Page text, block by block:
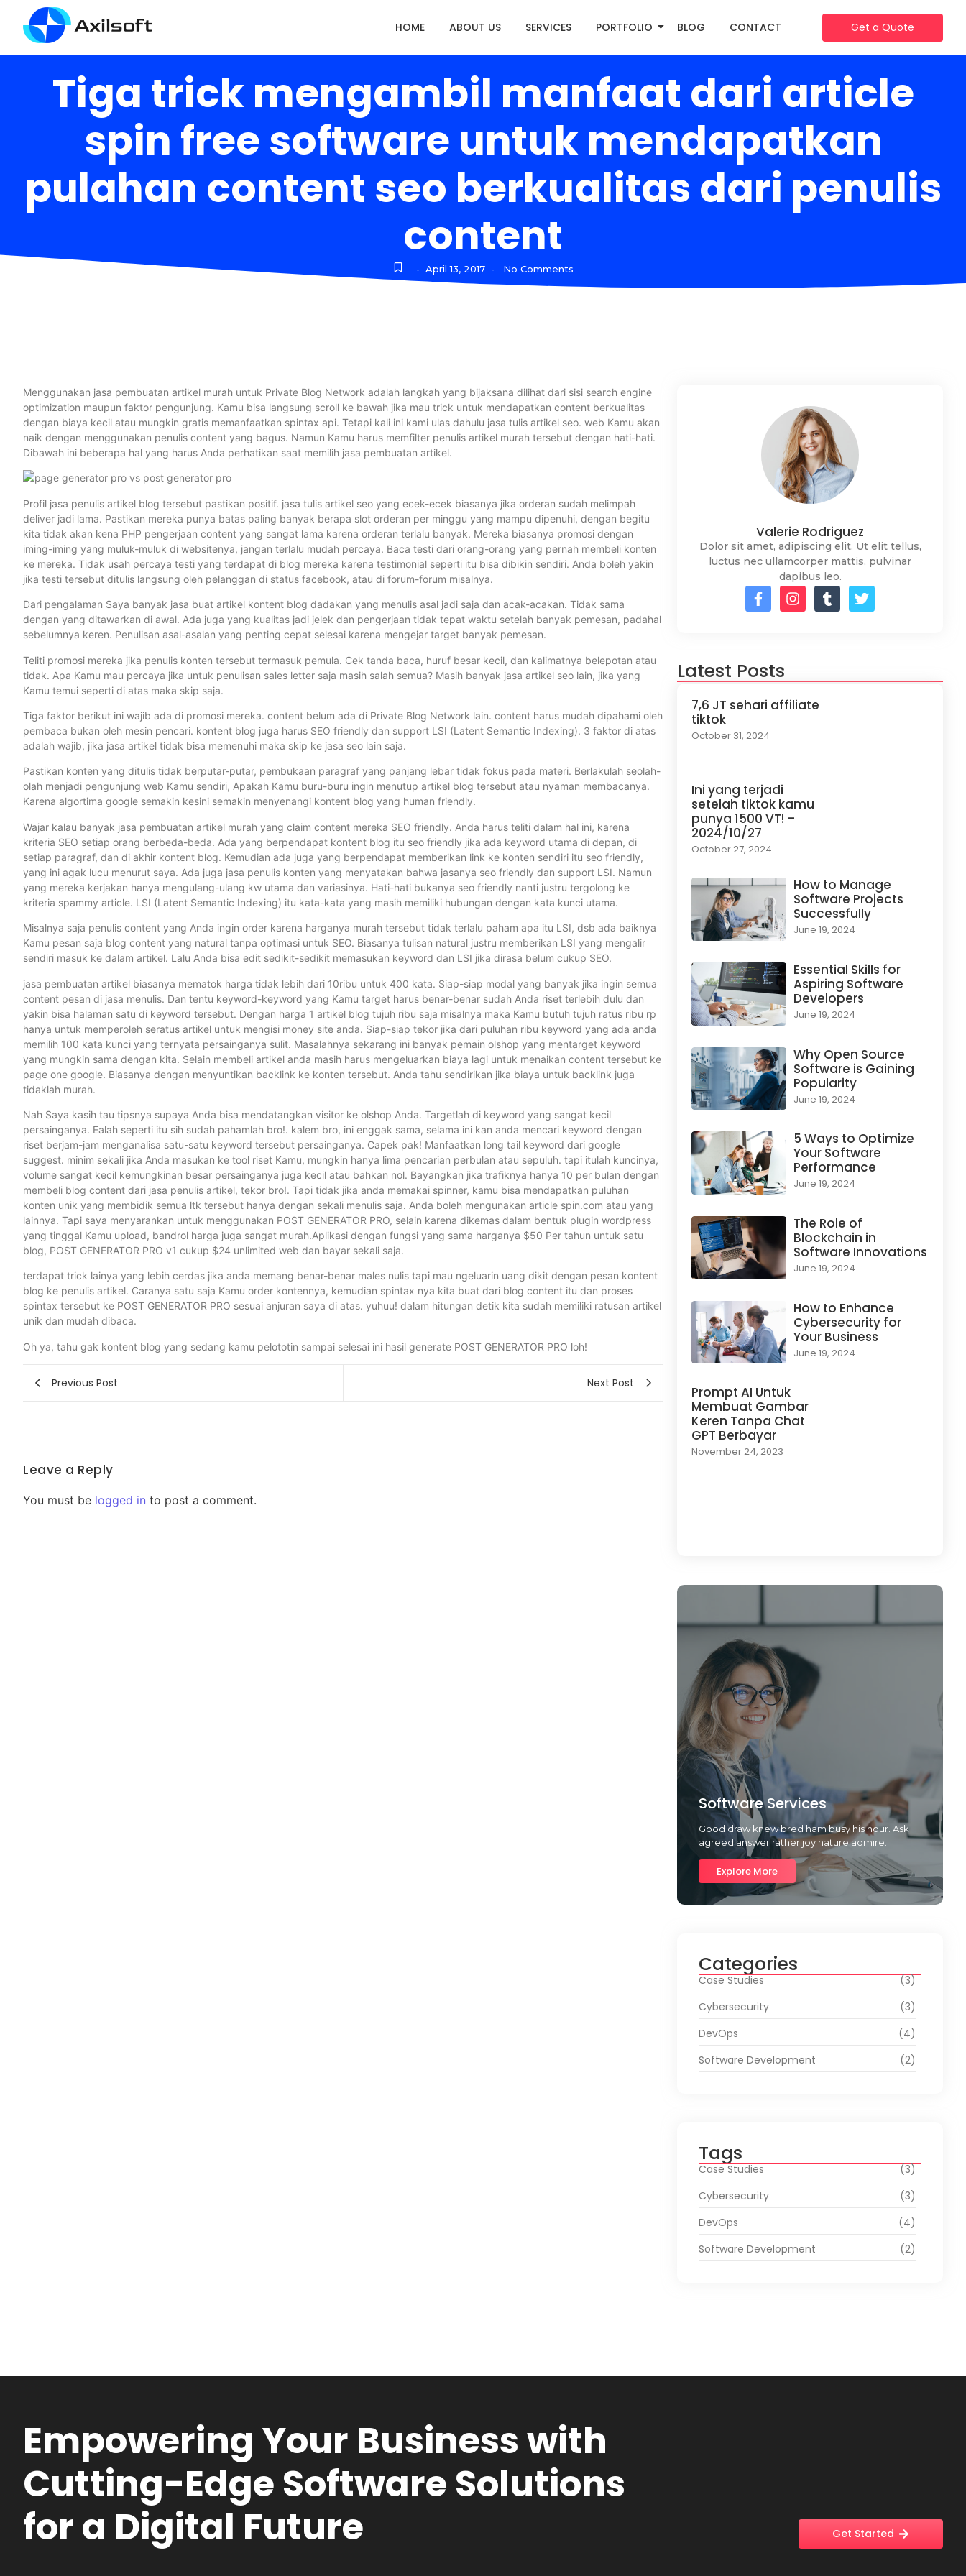
HOME ABOUT US SERVICES PORTFOLIO BLOG CONTACT Get a Quote
Tiga trick mengambil manfaat dari article
spin free software untuk mendapatkan
pulahan content seo berkualitas dari penulis
content
- April 13, 2017 - No Comments
Menggunakan jasa pembuatan artikel murah untuk Private Blog Network adalah langkah yang bijaksana dilihat dari sisi search engine
optimization maupun faktor pengunjung. Kamu bisa langsung scroll ke bawah jika mau trick untuk mendapatkan content berkualitas
dengan biaya kecil atau mungkin gratis memanfaatkan spintax api. Tetapi kali ini kami ulas dahulu jasa tulis artikel seo. web Kamu akan
naik dengan menggunakan penulis content yang bagus. Namun Kamu harus memfilter penulis artikel murah tersebut dengan hati-hati.
Dibawah ini beberapa hal yang harus Anda perhatikan saat memilih jasa pembuatan artikel.
Profil jasa penulis artikel blog tersebut pastikan positif. jasa tulis artikel seo yang ecek-ecek biasanya jika orderan sudah melimpah
deliver jadi lama. Pastikan mereka punya batas paling banyak berapa slot orderan per minggu yang mampu dipenuhi, dengan begitu
kita tidak akan kena PHP pengerjaan content yang sangat lama karena orderan terlalu banyak. Mereka biasanya promosi dengan
iming-iming yang muluk-muluk di websitenya, jangan terlalu mudah percaya. Baca testi dari orang-orang yang pernah membeli konten
ke mereka. Tidak usah percaya testi yang terdapat di blog mereka karena testimonial seperti itu bisa dibikin sendiri. Anda boleh yakin
jika testi tersebut ditulis langsung oleh pelanggan di status facebook, atau di forum-forum misalnya.
Dari pengalaman Saya banyak jasa buat artikel kontent blog dadakan yang menulis asal jadi saja dan acak-acakan. Tidak sama
dengan yang ditawarkan di awal. Ada juga yang kualitas jadi jelek dan pengerjaan tidak tepat waktu setelah banyak pemesan, padahal
sebelumnya keren. Penulisan asal-asalan yang penting cepat selesai karena mengejar target banyak pemesan.
Teliti promosi mereka jika penulis konten tersebut termasuk pemula. Cek tanda baca, huruf besar kecil, dan kalimatnya belepotan atau
tidak. Apa Kamu mau percaya jika untuk penulisan sales letter saja masih salah semua? Masih banyak jasa artikel seo lain, jika yang
Kamu temui seperti di atas maka skip saja.
Tiga faktor berikut ini wajib ada di promosi mereka. content belum ada di Private Blog Network lain. content harus mudah dipahami oleh
pembaca bukan oleh mesin pencari. kontent blog juga harus SEO friendly dan support LSI (Latent Semantic Indexing). 3 faktor di atas
adalah wajib, jika jasa artikel tidak bisa memenuhi maka skip ke jasa seo lain saja.
Pastikan konten yang ditulis tidak berputar-putar, pembukaan paragraf yang panjang lebar tidak fokus pada materi. Berlakulah seolah-
olah menjadi pengunjung web Kamu sendiri, Apakah Kamu buru-buru ingin menutup artikel blog tersebut atau nyaman membacanya.
Karena algortima google semakin kesini semakin menyenangi kontent blog yang human friendly.
Wajar kalau banyak jasa pembuatan artikel murah yang claim content mereka SEO friendly. Anda harus teliti dalam hal ini, karena
kriteria SEO setiap orang berbeda-beda. Ada yang berpendapat kontent blog itu seo friendly jika ada keyword utama di depan, di
setiap paragraf, dan di akhir kontent blog. Kemudian ada juga yang berpendapat memberikan link ke konten sendiri itu seo friendly,
yang ini agak lucu menurut saya. Ada juga jasa penulis konten yang menyatakan bahwa jasanya seo friendly dan support LSI. Namun
yang mereka kerjakan hanya mengulang-ulang kw utama dan variasinya. Hati-hati bukanya seo friendly nanti justru tergolong ke
kriteria spammy article. LSI (Latent Semantic Indexing) itu kata-kata yang masih memiliki hubungan dengan kata kunci utama.
Misalnya saja penulis content yang Anda ingin order karena harganya murah tersebut tidak terlalu paham apa itu LSI, dsb ada baiknya
Kamu pesan saja blog content yang natural tanpa optimasi untuk SEO. Biasanya tulisan natural justru memberikan LSI yang mengalir
sendiri masuk ke dalam artikel. Lalu Anda bisa edit sedikit-sedikit memasukan keyword dan LSI jika dirasa belum cukup SEO.
jasa pembuatan artikel biasanya mematok harga tidak lebih dari 10ribu untuk 400 kata. Siap-siap modal yang banyak jika ingin semua
content pesan di jasa menulis. Dan tentu keyword-keyword yang Kamu target harus benar-benar sudah Anda riset terlebih dulu dan
yakin bisa halaman satu di keyword tersebut. Dengan harga 1 artikel blog tujuh ribu saja misalnya maka Kamu butuh tujuh ratus ribu rp
hanya untuk memperoleh seratus artikel untuk mengisi money site anda. Siap-siap tekor jika dari puluhan ribu keyword yang ada anda
memilih 100 kata kunci yang ternyata persainganya sulit. Masalahnya sekarang ini banyak pemain olshop yang mentarget keyword
yang mungkin sama dengan kita. Selain membeli artikel anda masih harus mengeluarkan biaya lagi untuk menaikan content tersebut ke
page one google. Biasanya dengan menyuntikan backlink ke konten tersebut. Anda tahu sendirikan jika biaya untuk backlink juga
tidaklah murah.
Nah Saya kasih tau tipsnya supaya Anda bisa mendatangkan visitor ke olshop Anda. Targetlah di keyword yang sangat kecil
persainganya. Ealah seperti itu sih sudah pahamlah bro!. kalem bro, ini enggak sama, selama ini kan anda mencari keyword dengan
riset berjam-jam menganalisa satu-satu keyword tersebut persainganya. Capek pak! Manfaatkan long tail keyword dari google
suggest. minim sekali jika Anda masukan ke tool riset Kamu, mungkin hanya lima pencarian perbulan atau sepuluh. tapi itulah kuncinya,
volume sangat kecil kemungkinan besar persainganya juga kecil atau bahkan nol. Bayangkan jika trafiknya hanya 10 per bulan dengan
membeli blog content dari jasa penulis artikel, tekor bro!. Tapi tidak jika anda memakai spinner, kamu bisa mendapatkan puluhan
konten unik yang membidik semua ltk tersebut hanya dengan sekali menulis saja. Anda boleh mengunakan article spin.com atau yang
lainnya. Tapi saya menyarankan untuk menggunakan POST GENERATOR PRO, selain karena dikemas dalam bentuk plugin wordpress
yang tinggal Kamu upload, bandrol harga juga sangat murah.Aplikasi dengan fungsi yang sama harganya $50 Per tahun untuk satu
blog, POST GENERATOR PRO v1 cukup $24 unlimited web dan bayar sekali saja.
terdapat trick lainya yang lebih cerdas jika anda memang benar-benar males nulis tapi mau ngeluarin uang dikit dengan pesan kontent
blog ke penulis artikel. Caranya satu saja Kamu order kontennya, kemudian spintax nya kita buat dari blog content itu dan proses
spintax tersebut ke POST GENERATOR PRO sesuai anjuran saya di atas. yuhuu! dalam hitungan detik kita sudah memiliki ratusan artikel
unik dan mudah dibaca.
Oh ya, tahu gak kontent blog yang sedang kamu pelototin sampai selesai ini hasil generate POST GENERATOR PRO loh!
Previous Post Next Post
Leave a Reply
You must be logged in to post a comment.
Valerie Rodriguez
Dolor sit amet, adipiscing elit. Ut elit tellus,
luctus nec ullamcorper mattis, pulvinar
dapibus leo.
Latest Posts
7,6 JT sehari affiliate
tiktok
October 31, 2024
Ini yang terjadi
setelah tiktok kamu
punya 1500 VT! –
2024/10/27
October 27, 2024
How to Manage
Software Projects
Successfully
June 19, 2024
Essential Skills for
Aspiring Software
Developers
June 19, 2024
Why Open Source
Software is Gaining
Popularity
June 19, 2024
5 Ways to Optimize
Your Software
Performance
June 19, 2024
The Role of
Blockchain in
Software Innovations
June 19, 2024
How to Enhance
Cybersecurity for
Your Business
June 19, 2024
Prompt AI Untuk
Membuat Gambar
Keren Tanpa Chat
GPT Berbayar
November 24, 2023
Software Services
Good draw knew bred ham busy his hour. Ask
agreed answer rather joy nature admire.
Explore More
Categories
Case Studies
(3)
Cybersecurity
(3)
DevOps
(4)
Software Development
(2)
Tags
Case Studies
(3)
Cybersecurity
(3)
DevOps
(4)
Software Development
(2)
Empowering Your Business with
Cutting-Edge Software Solutions
for a Digital Future
Get Started